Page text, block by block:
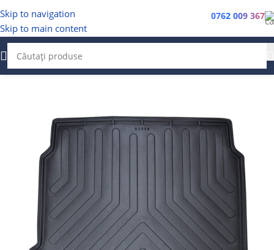
Skip to navigation
Skip to main content
0762 009 367